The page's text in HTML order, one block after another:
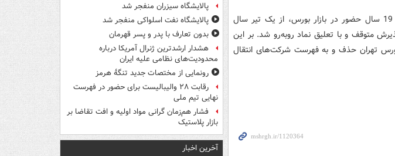
شایان ذکر است شرکت نساجی بروجرد پس از 19 سال حضور در بازار بورس، از یک تیر سال
متوقف و با تعلیق نماد روبه‌رو شد. بر این
تهران حذف و به فهرست شرکت‌های انتقال
پالایشگاه سیزران منفجر شد
پالایشگاه نفت اسلواکی منفجر شد
بدون تعارف با پدر و پسر قهرمان
هشدار ارشدترین ژنرال آمریکا درباره
محدودیت‌های نظامی علیه ایران
رونمایی از مختصات جدید تنگۀ هرمز
رقابت ۲۸ والیبالیست برای حضور در فهرست
نهایی تیم ملی
فشار هم‌زمان گرانی مواد اولیه و افت تقاضا بر
بازار پلاستیک
آخرین اخبار